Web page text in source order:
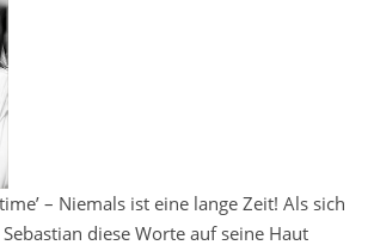
– Niemals ist eine lange Zeit! Als sich
diese Worte auf seine Haut